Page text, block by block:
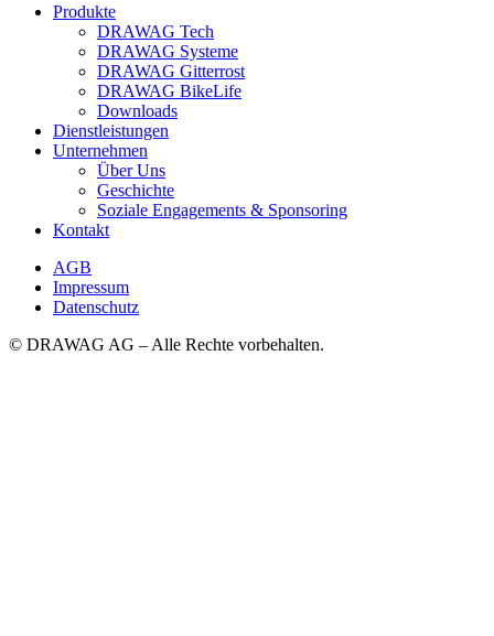
Produkte
DRAWAG Tech
DRAWAG Systeme
DRAWAG Gitterrost
DRAWAG BikeLife
Downloads
Dienstleistungen
Unternehmen
Über Uns
Geschichte
Soziale Engagements & Sponsoring
Kontakt
AGB
Impressum
Datenschutz
© DRAWAG AG – Alle Rechte vorbehalten.